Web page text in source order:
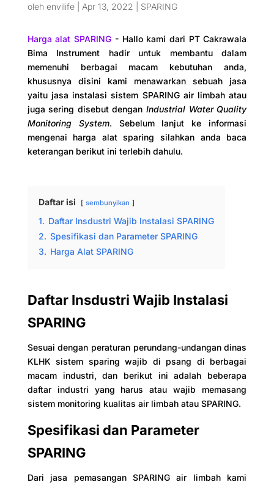
oleh envilife| Apr 13, 2022 SPARING
Harga alat SPARING - Hallo kami dari PT Cakrawala
Bima Instrument hadir untuk membantu dalam
memenuhi berbagai macam kebutuhan anda,
khususnya disini kami menawarkan sebuah jasa
yaitu jasa instalasi sistem SPARING air limbah atau
juga sering disebut denganIndustrial Water Quality
Monitoring System. Sebelum lanjut ke informasi
mengenai harga alat sparing silahkan anda baca
keterangan berikut ini terlebih dahulu.
Daftar isi sembunyikan
1. Daftar Insdustri Wajib Instalasi SPARING
2. Spesifikasi dan Parameter SPARING
3. Harga Alat SPARING
Daftar Insdustri Wajib Instalasi
SPARING
Sesuai dengan peraturan perundang-undangan dinas
KLHK sistem sparing wajib di psang di berbagai
macam industri, dan berikut ini adalah beberapa
daftar industri yang harus atau wajib memasang
sistem monitoring kualitas air limbah atau SPARING.
Spesifikasi dan Parameter
SPARING
Dari jasa pemasangan SPARING air limbah kami